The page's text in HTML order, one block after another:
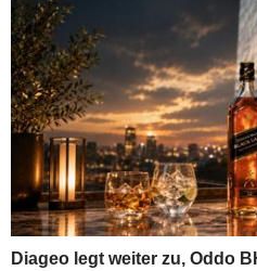
Diageo legt weiter zu, Oddo